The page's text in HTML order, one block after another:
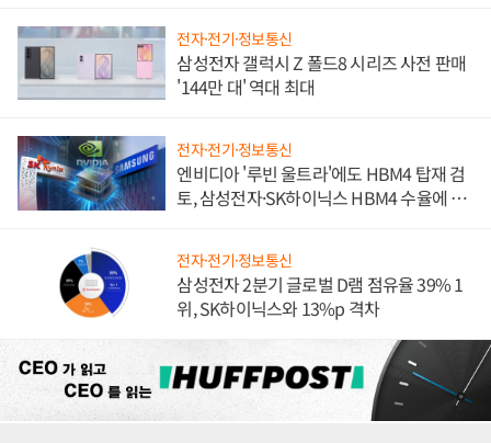
전자·전기·정보통신
삼성전자 갤럭시 Z 폴드8 시리즈 사전 판매
'144만 대' 역대 최대
전자·전기·정보통신
엔비디아 '루빈 울트라'에도 HBM4 탑재 검
토, 삼성전자·SK하이닉스 HBM4 수율에 주
전자·전기·정보통신
삼성전자 2분기 글로벌 D램 점유율 39% 1
위, SK하이닉스와 13%p 격차